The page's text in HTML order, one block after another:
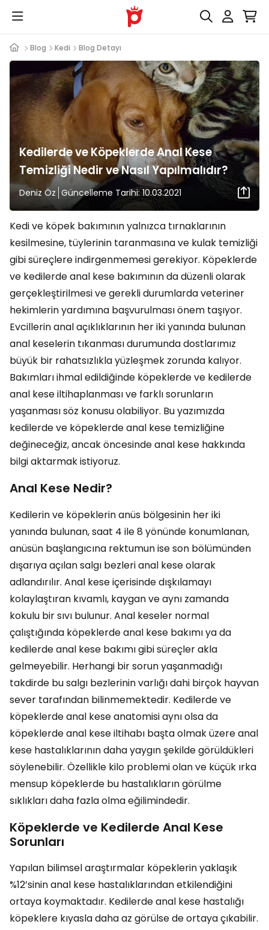
Blog Kedi Blog Detayı
Kedilerde ve Köpeklerde Anal Kese
Temizliği Nedir ve Nasıl Yapılmalıdır?
Deniz Öz Güncelleme Tarihi: 10.03.2021
Kedi ve köpek bakımının yalnızca tırnaklarının
kesilmesine, tüylerinin taranmasına ve kulak temizliği
gibi süreçlere indirgenmemesi gerekiyor. Köpeklerde
ve kedilerde anal kese bakımının da düzenli olarak
gerçekleştirilmesi ve gerekli durumlarda veteriner
hekimlerin yardımına başvurulması önem taşıyor.
Evcillerin anal açıklıklarının her iki yanında bulunan
anal keselerin tıkanması durumunda dostlarımız
büyük bir rahatsızlıkla yüzleşmek zorunda kalıyor.
Bakımları ihmal edildiğinde köpeklerde ve kedilerde
anal kese iltihaplanması ve farklı sorunların
yaşanması söz konusu olabiliyor. Bu yazımızda
kedilerde ve köpeklerde anal kese temizliğine
değineceğiz, ancak öncesinde anal kese hakkında
bilgi aktarmak istiyoruz.
Anal Kese Nedir?
Kedilerin ve köpeklerin anüs bölgesinin her iki
yanında bulunan, saat 4 ile 8 yönünde konumlanan,
anüsün başlangıcına rektumun ise son bölümünden
dışarıya açılan salgı bezleri anal kese olarak
adlandırılır. Anal kese içerisinde dışkılamayı
kolaylaştıran kıvamlı, kaygan ve aynı zamanda
kokulu bir sıvı bulunur. Anal keseler normal
çalıştığında köpeklerde anal kese bakımı ya da
kedilerde anal kese bakımı gibi süreçler akla
gelmeyebilir. Herhangi bir sorun yaşanmadığı
takdirde bu salgı bezlerinin varlığı dahi birçok hayvan
sever tarafından bilinmemektedir. Kedilerde ve
köpeklerde anal kese anatomisi aynı olsa da
köpeklerde anal kese iltihabı başta olmak üzere anal
kese hastalıklarının daha yaygın şekilde görüldükleri
söylenebilir. Özellikle kilo problemi olan ve küçük ırka
mensup köpeklerde bu hastalıkların görülme
sıklıkları daha fazla olma eğilimindedir.
Köpeklerde ve Kedilerde Anal Kese
Sorunları
Yapılan bilimsel araştırmalar köpeklerin yaklaşık
%12’sinin anal kese hastalıklarından etkilendiğini
ortaya koymaktadır. Kedilerde anal kese hastalığı
köpeklere kıyasla daha az görülse de ortaya çıkabilir.